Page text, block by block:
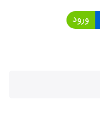
ورود